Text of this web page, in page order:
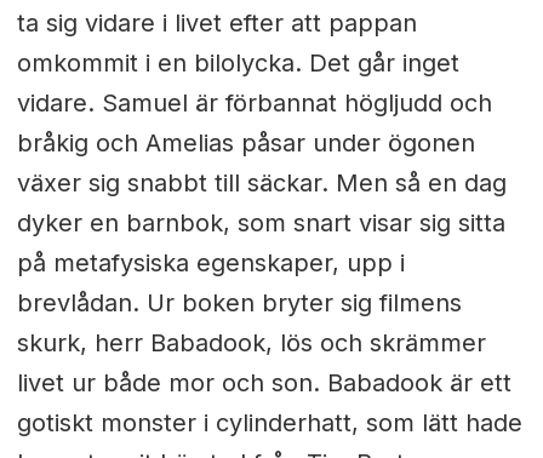
ta sig vidare i livet efter att pappan
omkommit i en bilolycka. Det går inget
vidare. Samuel är förbannat högljudd och
bråkig och Amelias påsar under ögonen
växer sig snabbt till säckar. Men så en dag
dyker en barnbok, som snart visar sig sitta
på metafysiska egenskaper, upp i
brevlådan. Ur boken bryter sig filmens
skurk, herr Babadook, lös och skrämmer
livet ur både mor och son. Babadook är ett
gotiskt monster i cylinderhatt, som lätt hade